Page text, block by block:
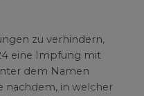
zu verhindern,
eine Impfung mit
dem Namen
nachdem, in welcher